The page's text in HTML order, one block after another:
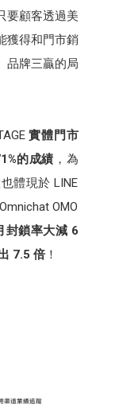
要顧客透過美
獲得和門市銷
品牌三贏的局
實體門市
的成績 ，為
體現於 LINE
OMO
封鎖率大減 6
7.5 倍！